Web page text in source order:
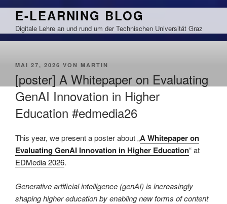
Zum
springen
E-LEARNING BLOG
Digitale Lehre an und rund um der Technischen Universität Graz
VERÖFFENTLICHT
MAI 27, 2026 VON MARTIN
[poster] A Whitepaper on Evaluating
GenAI Innovation in Higher
Education #edmedia26
This year, we present a poster about „A Whitepaper on
Evaluating GenAI Innovation in Higher Education“ at
EDMedia 2026.
Generative artificial intelligence (genAI) is increasingly
shaping higher education by enabling new forms of content